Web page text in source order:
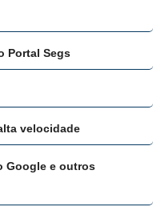
Portal Segs
velocidade
Google e outros